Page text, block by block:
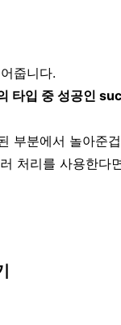
줍니다.
타입 중 성공인
부분에서 놀아준
처리를 사용한다